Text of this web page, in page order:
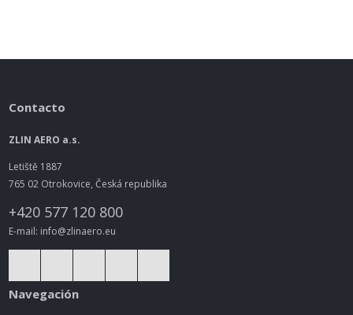
Contacto
ZLIN AERO a.s.
Letiště 1887
765 02 Otrokovice, Česká republika
+420 577 120 800
E-mail: info@zlinaero.eu
Navegación